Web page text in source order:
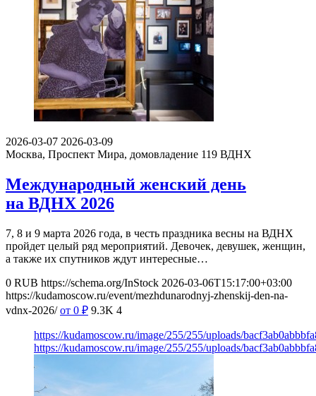
2026-03-07 2026-03-09
Москва, Проспект Мира, домовладение 119 ВДНХ
Международный женский день
на ВДНХ 2026
7, 8 и 9 марта 2026 года, в честь праздника весны на ВДНХ
пройдет целый ряд мероприятий. Девочек, девушек, женщин,
а также их спутников ждут интересные…
0 RUB https://schema.org/InStock 2026-03-06T15:17:00+03:00
https://kudamoscow.ru/event/mezhdunarodnyj-zhenskij-den-na-
vdnx-2026/ от 0 ₽ 9.3K 4
https://kudamoscow.ru/image/255/255/uploads/
https://kudamoscow.ru/image/255/255/uploads/